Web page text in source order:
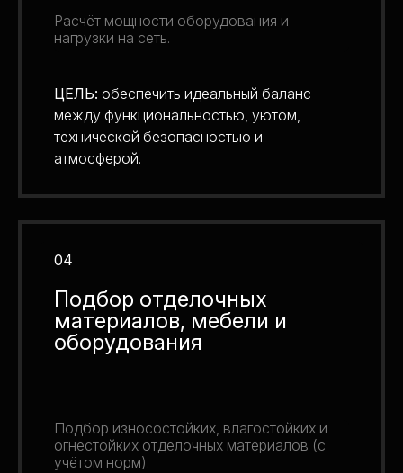
Расчёт мощности оборудования и
нагрузки на сеть.
ЦЕЛЬ: обеспечить идеальный баланс
между функциональностью, уютом,
технической безопасностью и
атмосферой.
04
Подбор отделочных
материалов, мебели и
оборудования
Подбор износостойких, влагостойких и
огнестойких отделочных материалов (с
учётом норм).